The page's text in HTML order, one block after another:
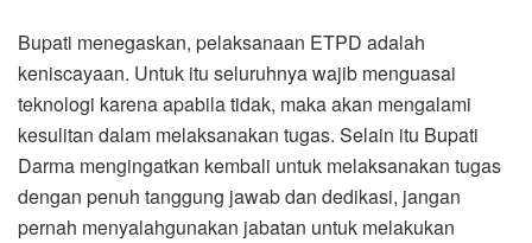
Bupati menegaskan, pelaksanaan ETPD adalah
keniscayaan. Untuk itu seluruhnya wajib menguasai
teknologi karena apabila tidak, maka akan mengalami
kesulitan dalam melaksanakan tugas. Selain itu Bupati
Darma mengingatkan kembali untuk melaksanakan tugas
dengan penuh tanggung jawab dan dedikasi, jangan
pernah menyalahgunakan jabatan untuk melakukan